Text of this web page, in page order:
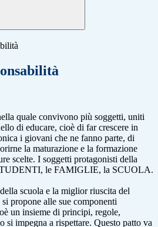
quale convivono più soggetti, uniti
di educare, cioè di far crescere in
i giovani che ne fanno parte, di
la maturazione e la formazione
scelte. I soggetti protagonisti della
le FAMIGLIE, la SCUOLA.
scuola e la miglior riuscita del
propone alle sue componenti
un insieme di principi, regole,
si impegna a rispettare. Questo patto va